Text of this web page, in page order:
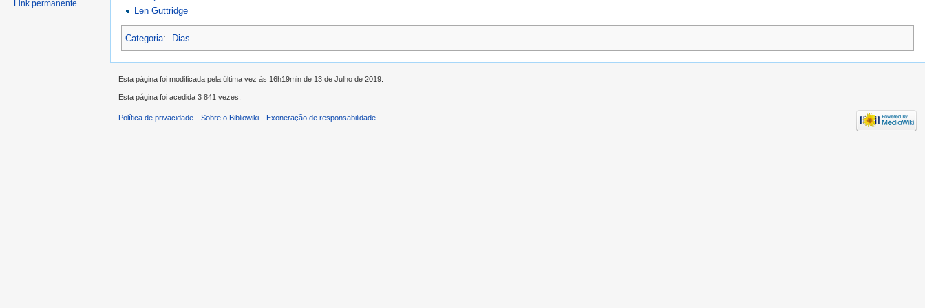
Len Guttridge
Categoria: Dias
Link permanente
Esta página foi modificada pela última vez às 16h19min de 13 de Julho de 2019.
Esta página foi acedida 3 841 vezes.
Política de privacidade Sobre o Bibliowiki Exoneração de responsabilidade